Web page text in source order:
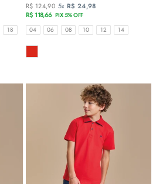
18
R$ 124,90 5x R$ 24,98
R$ 118,66 PIX 5% OFF
TAMANHOS
04 06 08 10 12 14
COR